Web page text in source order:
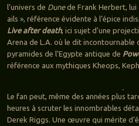
l’univers de Dunede Frank Herbert, lui
ails », référence évidente à l’épice
Live after death, ici sujet d’une
Arena de L.A. où le dit incontournable
pyramides de l’Egypte antique de
référence aux mythiques Kheops,
Le fan peut, même des années plus
heures à scruter les innombrables
Derek Riggs. Une œuvre qui mérite